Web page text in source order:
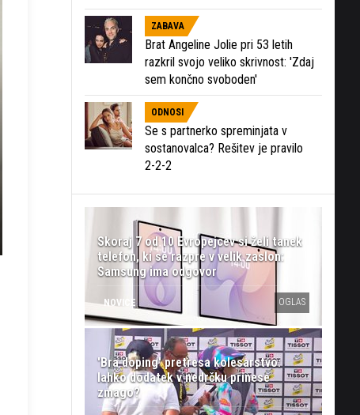
ZABAVA
Brat Angeline Jolie pri 53 letih
razkril svojo veliko skrivnost: 'Zdaj
sem končno svoboden'
ODNOSI
Se s partnerko spreminjata v
sostanovalca? Rešitev je pravilo
2-2-2
Skoraj 7 od 10 Evropejcev si želi tanek
telefon, ki se razpre v velik zaslon:
Samsung ima odgovor
NOVICE OGLAS
'Bra doping' pretresa kolesarstvo:
lahko dodatek v nedrčku prinese
zmago?